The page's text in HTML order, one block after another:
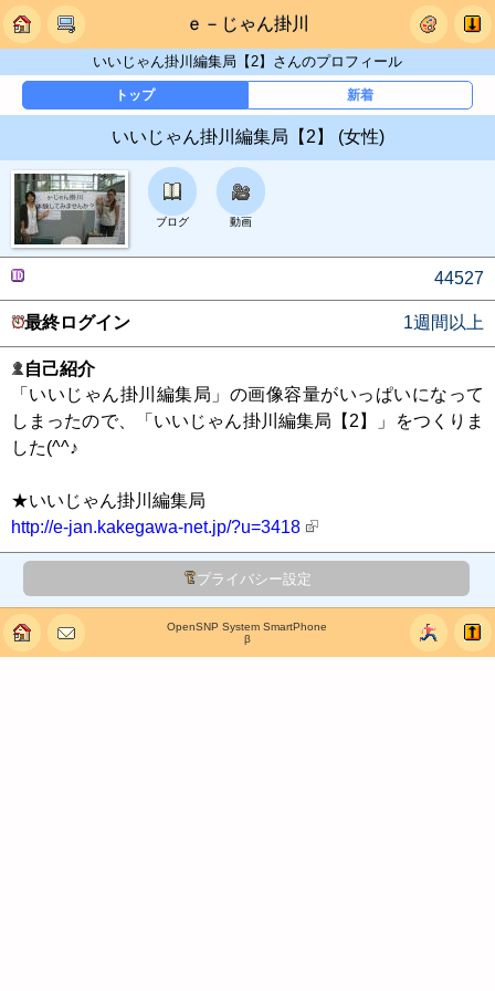
ｅ－じゃん掛川
いいじゃん掛川編集局【2】さんのプロフィール
トップ 新着
いいじゃん掛川編集局【2】 (女性)
ブログ 動画
44527
最終ログイン 1週間以上
自己紹介
「いいじゃん掛川編集局」の画像容量がいっぱいになって
しまったので、「いいじゃん掛川編集局【2】」をつくりま
した(^^♪
★いいじゃん掛川編集局
http://e-jan.kakegawa-net.jp/?u=3418
プライバシー設定
OpenSNP System SmartPhone
β